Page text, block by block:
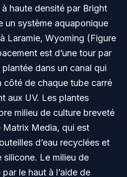
haute densité par Bright
un système aquaponique
Laramie, Wyoming (Figure
est d’une tour par
dans un canal qui
côté de chaque tube carré
aux UV. Les plantes
milieu de culture breveté
Matrix Media, qui est
d’eau recyclées et
silicone. Le milieu de
le haut à l’aide de